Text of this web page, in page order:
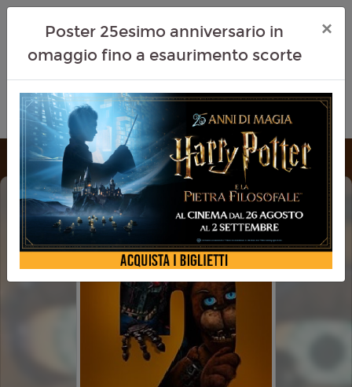
FIVE NIGHTS AT FREDDY'S 2
Poster 25esimo anniversario in
omaggio fino a esaurimento scorte
×